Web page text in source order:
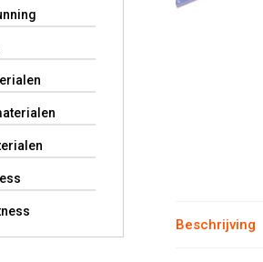
Beschrijving